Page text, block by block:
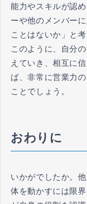
能力やスキルが認
ーや他のメンバー
ことはないか」と
このように、自分
えていき、相互に
ば、非常に営業力
ことでしょう。
おわりに
いかがでしたか。
体を動かすには限